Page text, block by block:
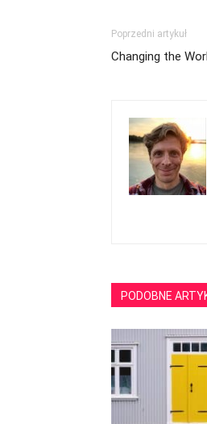
Poprzedni artykuł
Changing the
PODOBNE